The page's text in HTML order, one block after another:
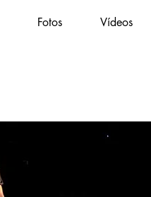
Fotos Vídeos